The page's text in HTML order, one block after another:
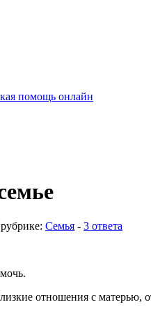
Семья - 3 ответа
отношения с